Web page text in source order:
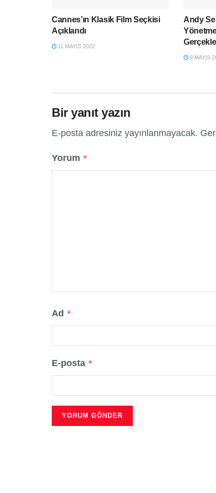
Cannes’ın Klasik Film Seçkisi
Açıklandı
11 MAYIS 2022
Andy
9 MAYIS
Bir yanıt yazın
E-posta adresiniz yayınlanmayacak.
Yorum *
Ad *
E-posta *